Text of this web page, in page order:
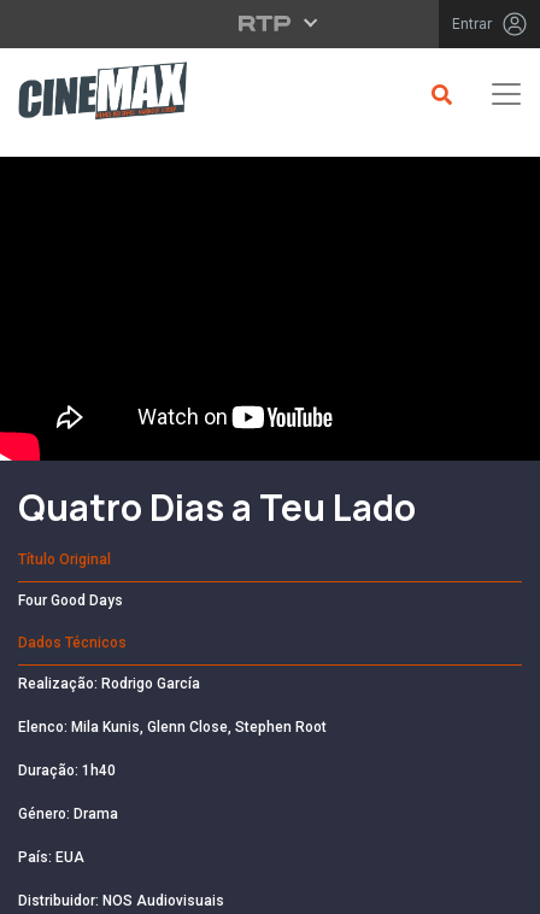
Saltar para o conteúdo principal Entrar
Filme em Cartaz
Quatro Dias a Teu Lado
Título Original
Four Good Days
Dados Técnicos
Realização: Rodrigo García
Elenco: Mila Kunis, Glenn Close, Stephen Root
Duração: 1h40
Género: Drama
País: EUA
Distribuidor: NOS Audiovisuais